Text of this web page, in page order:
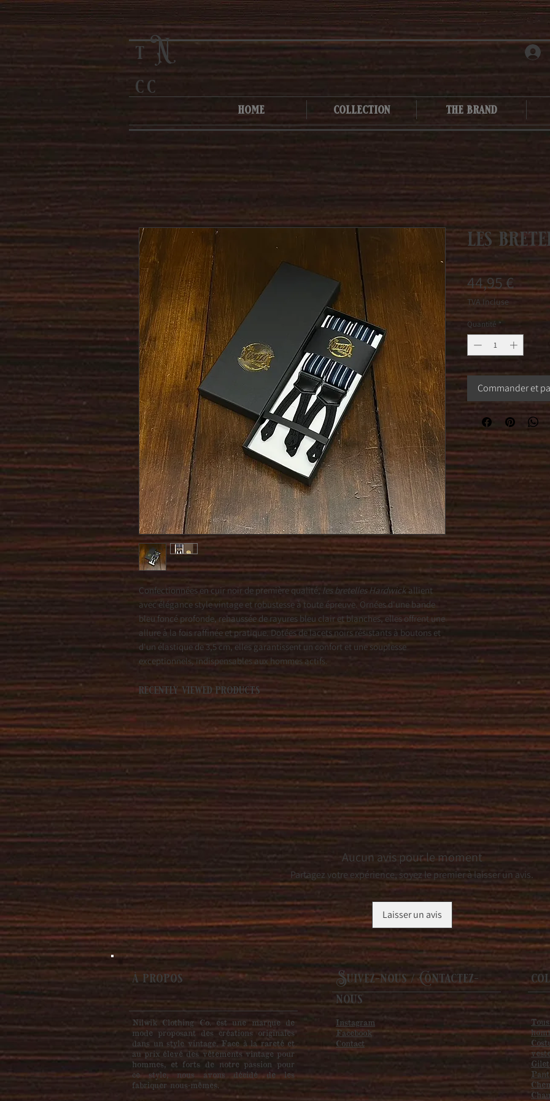
t N
cc
home collection the brand
Confectionnées en cuir noir de première qualité, les bretelles Hardwick allient
avec élégance style vintage et robustesse à toute épreuve. Ornées d'une bande
bleu foncé profonde, rehaussée de rayures bleu clair et blanches, elles offrent une
allure à la fois raffinée et pratique. Dotées de lacets noirs résistants à boutons et
d'un élastique de 3,5 cm, elles garantissent un confort et une souplesse
exceptionnels, indispensables aux hommes actifs.
les
44,95 €Prix
TVA Incluse
Quantité *
Commander et
recently viewed products
Aucun avis pour le moment
Partagez votre expérience, soyez le premier à laisser un avis.
Laisser un avis
à propos
Suivez-nous / Contactez-
nous
Nilwik Clothing Co. est une marque de
mode proposant des créations originales
dans un style vintage. Face à la rareté et
au prix élevé des vêtements vintage pour
hommes, et forts de notre passion pour
ce style, nous avons décidé de les
fabriquer nous-mêmes.
Instagram
Facebook
Contact